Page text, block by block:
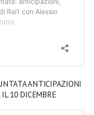
ANTICIPAZIONI
10 DICEMBRE